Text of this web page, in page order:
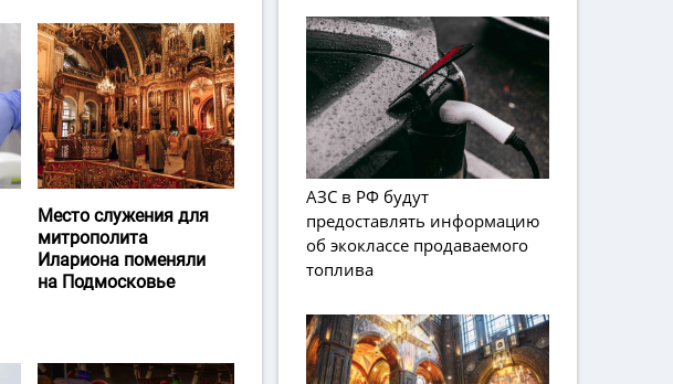
Место служения для
митрополита
Илариона поменяли
на Подмосковье
АЗС в РФ будут
предоставлять информацию
об экоклассе продаваемого
топлива